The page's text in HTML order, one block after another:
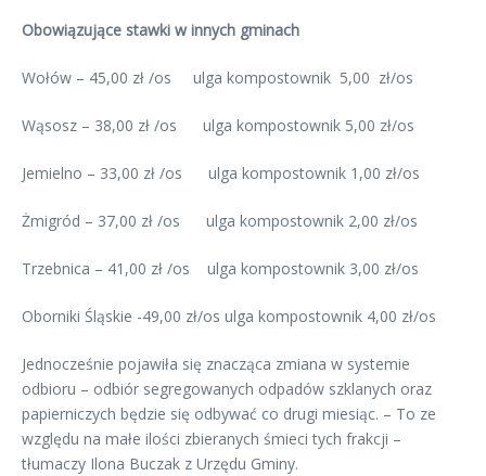
Obowiązujące stawki w innych gminach
Wołów – 45,00 zł /os ulga kompostownik 5,00 zł/os
Wąsosz – 38,00 zł /os ulga kompostownik 5,00 zł/os
Jemielno – 33,00 zł /os ulga kompostownik 1,00 zł/os
Żmigród – 37,00 zł /os ulga kompostownik 2,00 zł/os
Trzebnica – 41,00 zł /os ulga kompostownik 3,00 zł/os
Oborniki Śląskie -49,00 zł/os ulga kompostownik 4,00 zł/os
Jednocześnie pojawiła się znacząca zmiana w systemie
odbioru – odbiór segregowanych odpadów szklanych oraz
papierniczych będzie się odbywać co drugi miesiąc. – To ze
względu na małe ilości zbieranych śmieci tych frakcji –
tłumaczy Ilona Buczak z Urzędu Gminy.